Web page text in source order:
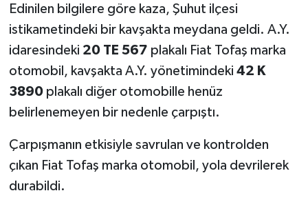
Edinilen bilgilere göre kaza, Şuhut ilçesi
istikametindeki bir kavşakta meydana geldi. A.Y.
idaresindeki 20 TE 567 plakalı Fiat Tofaş marka
otomobil, kavşakta A.Y. yönetimindeki 42 K
3890plakalı diğer otomobille henüz
belirlenemeyen bir nedenle çarpıştı.
Çarpışmanın etkisiyle savrulan ve kontrolden
çıkan Fiat Tofaş marka otomobil, yola devrilerek
durabildi.